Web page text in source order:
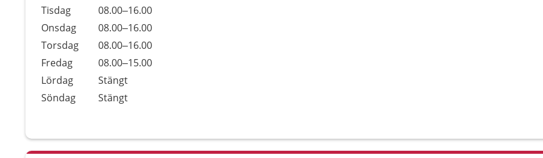
Tisdag
08.00–16.00
Onsdag
08.00–16.00
Torsdag
08.00–16.00
Fredag
08.00–15.00
Lördag
Stängt
Söndag
Stängt